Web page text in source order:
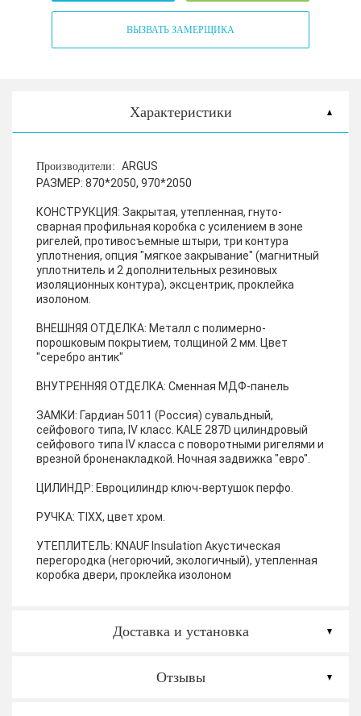
ВЫЗВАТЬ ЗАМЕРЩИКА
Характеристики
Производители: ARGUS
РАЗМЕР: 870*2050, 970*2050
КОНСТРУКЦИЯ: Закрытая, утепленная, гнуто-
сварная профильная коробка с усилением в зоне
ригелей, противосъемные штыри, три контура
уплотнения, опция "мягкое закрывание" (магнитный
уплотнитель и 2 дополнительных резиновых
изоляционных контура), эксцентрик, проклейка
изолоном.
ВНЕШНЯЯ ОТДЕЛКА: Металл с полимерно-
порошковым покрытием, толщиной 2 мм. Цвет
"серебро антик"
ВНУТРЕННЯЯ ОТДЕЛКА: Сменная МДФ-панель
ЗАМКИ: Гардиан 5011 (Россия) сувальдный,
сейфового типа, IV класс. KALE 287D цилиндровый
сейфового типа IV класса с поворотными ригелями и
врезной броненакладкой. Ночная задвижка "евро".
ЦИЛИНДР: Евроцилиндр ключ-вертушок перфо.
РУЧКА: TIXX, цвет хром.
УТЕПЛИТЕЛЬ: KNAUF Insulation Акустическая
перегородка (негорючий, экологичный), утепленная
коробка двери, проклейка изолоном
Доставка и установка
Отзывы